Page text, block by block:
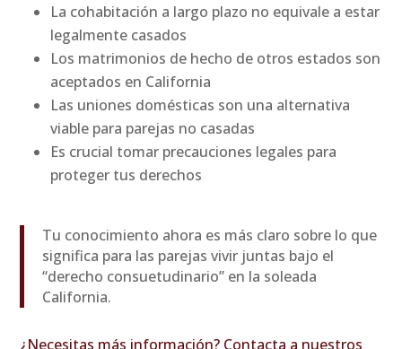
La cohabitación a largo plazo no equivale a estar
legalmente casados
Los matrimonios de hecho de otros estados son
aceptados en California
Las uniones domésticas son una alternativa
viable para parejas no casadas
Es crucial tomar precauciones legales para
proteger tus derechos
Tu conocimiento ahora es más claro sobre lo que
significa para las parejas vivir juntas bajo el
“derecho consuetudinario” en la soleada
California.
¿Necesitas más información? Contacta a nuestros